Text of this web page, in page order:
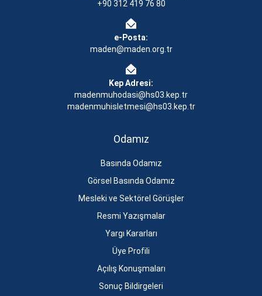
+90 312 419 76 80
e-Posta:
maden@maden.org.tr
Kep Adresi:
madenmuhodasi@hs03.kep.tr
madenmuhisletmesi@hs03.kep.tr
Odamız
Basında Odamız
Görsel Basında Odamız
Mesleki ve Sektörel Görüşler
Resmi Yazışmalar
Yargı Kararları
Üye Profili
Açılış Konuşmaları
Sonuç Bildirgeleri